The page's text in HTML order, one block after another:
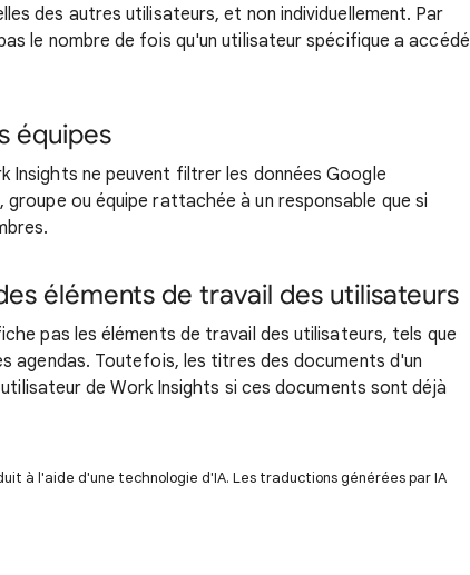
des autres utilisateurs, et non individuellement. Par
le nombre de fois qu'un utilisateur spécifique a accédé
équipes
Insights ne peuvent filtrer les données Google
ou équipe rattachée à un responsable que si
éléments de travail des utilisateurs
pas les éléments de travail des utilisateurs, tels que
agendas. Toutefois, les titres des documents d'un
de Work Insights si ces documents sont déjà
à l'aide d'une technologie d'IA. Les traductions générées par IA